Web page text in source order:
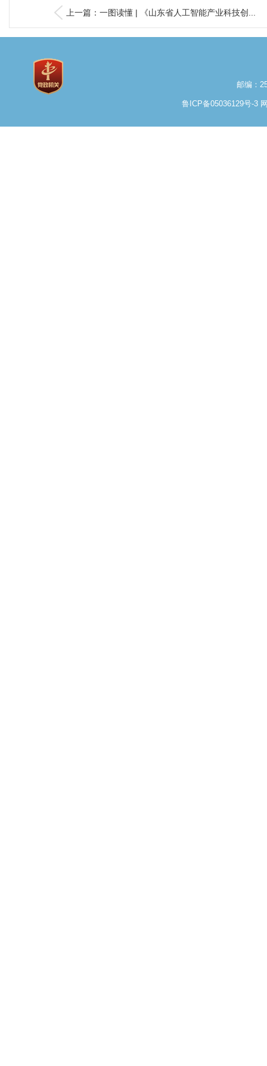
上一篇：一图读懂 | 《山东省人工智能产业科技创...
邮编：
鲁ICP备05036129号-3